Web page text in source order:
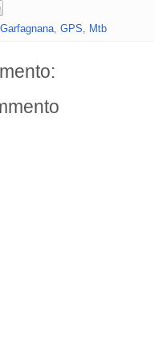
Garfagnana GPS Mtb